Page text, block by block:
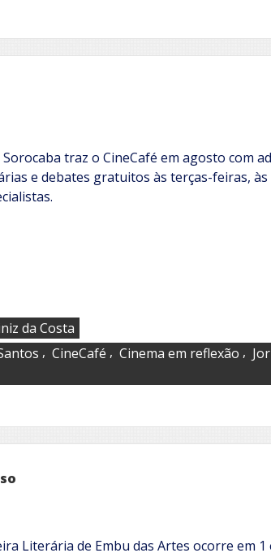
Sorocaba traz o CineCafé em agosto com
e debates gratuitos às terças-feiras, às
da Costa
, CineCafé , Cinema em reflexão ,
Literária de Embu das Artes ocorre em